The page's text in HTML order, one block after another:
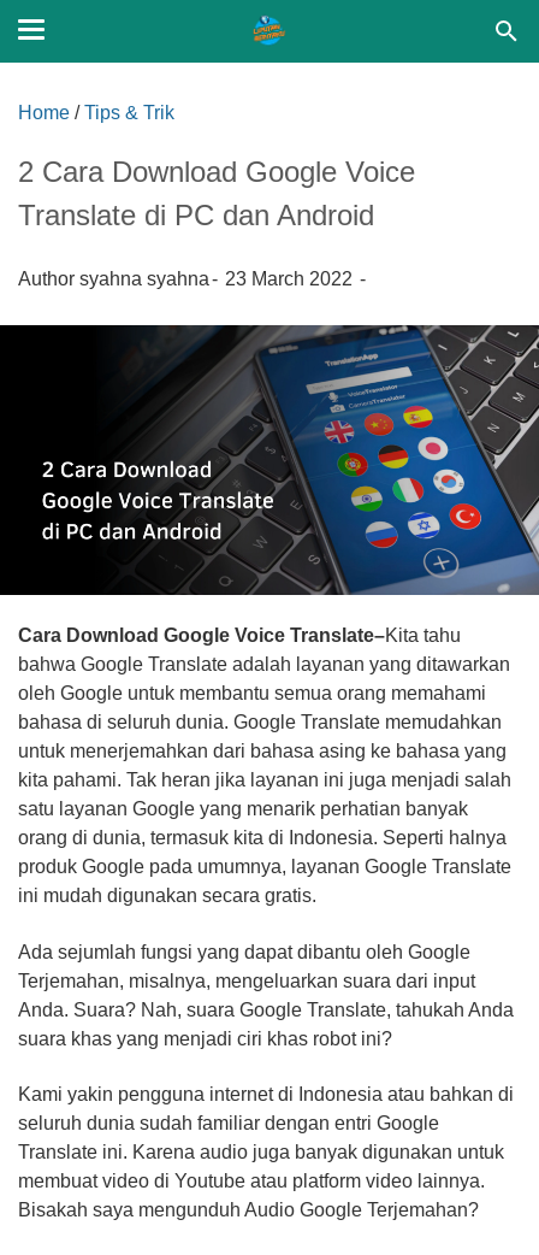
Home /Tips & Trik
2 Cara Download Google Voice
Translate di PC dan Android
Author syahna syahna 23 March 2022
Cara Download Google Voice Translate–Kita tahu
bahwa Google Translate adalah layanan yang ditawarkan
oleh Google untuk membantu semua orang memahami
bahasa di seluruh dunia. Google Translate memudahkan
untuk menerjemahkan dari bahasa asing ke bahasa yang
kita pahami. Tak heran jika layanan ini juga menjadi salah
satu layanan Google yang menarik perhatian banyak
orang di dunia, termasuk kita di Indonesia. Seperti halnya
produk Google pada umumnya, layanan Google Translate
ini mudah digunakan secara gratis.
Ada sejumlah fungsi yang dapat dibantu oleh Google
Terjemahan, misalnya, mengeluarkan suara dari input
Anda. Suara? Nah, suara Google Translate, tahukah Anda
suara khas yang menjadi ciri khas robot ini?
Kami yakin pengguna internet di Indonesia atau bahkan di
seluruh dunia sudah familiar dengan entri Google
Translate ini. Karena audio juga banyak digunakan untuk
membuat video di Youtube atau platform video lainnya.
Bisakah saya mengunduh Audio Google Terjemahan?